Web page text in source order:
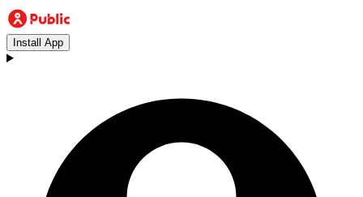
Install App